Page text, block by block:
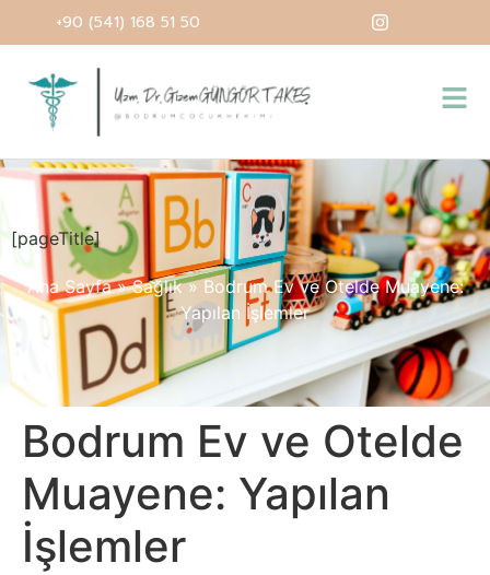
+90 (541) 168 51 50
[pageTitle]
Ana Sayfa»Sağlık»Bodrum Ev ve Otelde Muayene:
Yapılan İşlemler
Bodrum Ev ve Otelde
Muayene: Yapılan
İşlemler